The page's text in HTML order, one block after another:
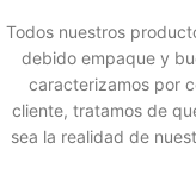
Todos nuestros
debido empaque y
caracterizamos por
cliente, tratamos de
sea la realidad de